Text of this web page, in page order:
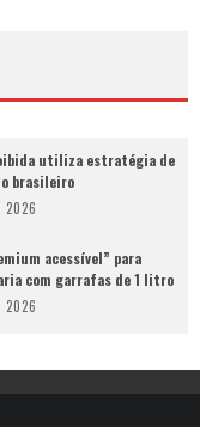
utiliza estratégia de
brasileiro
acessível” para
com garrafas de 1 litro